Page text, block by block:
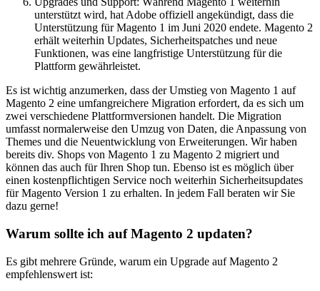
unterstützt wird, hat Adobe offiziell angekündigt, dass die
Unterstützung für Magento 1 im Juni 2020 endete. Magento 2
erhält weiterhin Updates, Sicherheitspatches und neue
Funktionen, was eine langfristige Unterstützung für die
Plattform gewährleistet.
Es ist wichtig anzumerken, dass der Umstieg von Magento 1 auf
Magento 2 eine umfangreichere Migration erfordert, da es sich um
zwei verschiedene Plattformversionen handelt. Die Migration
umfasst normalerweise den Umzug von Daten, die Anpassung von
Themes und die Neuentwicklung von Erweiterungen. Wir haben
bereits div. Shops von Magento 1 zu Magento 2 migriert und
können das auch für Ihren Shop tun. Ebenso ist es möglich über
einen kostenpflichtigen Service noch weiterhin Sicherheitsupdates
für Magento Version 1 zu erhalten. In jedem Fall beraten wir Sie
dazu gerne!
Warum sollte ich auf Magento 2 updaten?
Es gibt mehrere Gründe, warum ein Upgrade auf Magento 2
empfehlenswert ist: